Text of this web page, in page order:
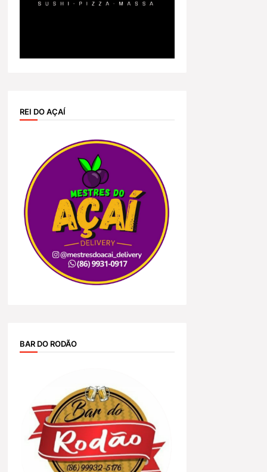
REI DO AÇAÍ
BAR DO RODÃO